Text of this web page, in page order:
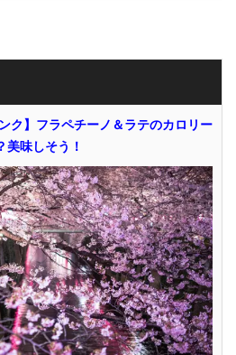
ク】フラペチーノ＆ラテのカロリー
美味しそう！